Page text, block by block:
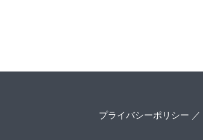
プライバシーポリシー ／